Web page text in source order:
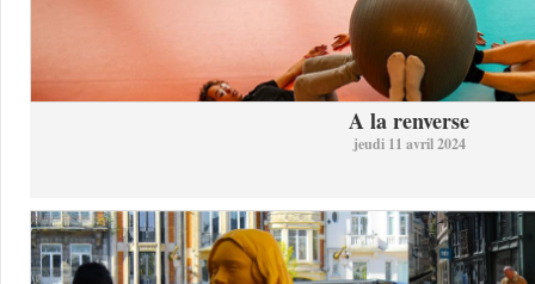
A la renverse
jeudi 11 avril 2024